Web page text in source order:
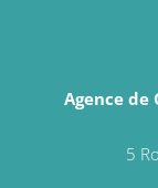
Agence de
5